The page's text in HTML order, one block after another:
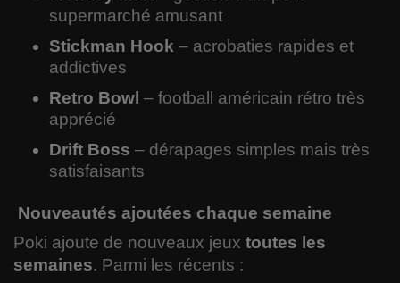
supermarché amusant
Stickman Hook – acrobaties rapides et
addictives
Retro Bowl – football américain rétro très
apprécié
Drift Boss – dérapages simples mais très
satisfaisants
Nouveautés ajoutées chaque semaine
Poki ajoute de nouveaux jeux toutes les
semaines. Parmi les récents :